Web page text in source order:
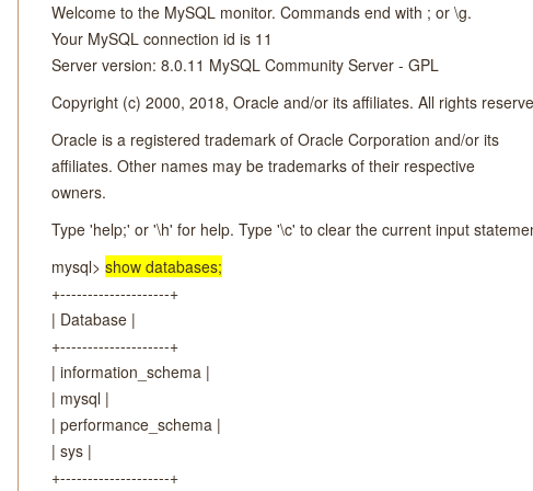
Welcome to the MySQL monitor. Commands end with ; or \g.
Your MySQL connection id is 11
Server version: 8.0.11 MySQL Community Server - GPL
Copyright (c) 2000, 2018, Oracle and/or its affiliates. All rights
Oracle is a registered trademark of Oracle Corporation and/or its
affiliates. Other names may be trademarks of their respective
owners.
Type 'help;' or '\h' for help. Type '\c' to clear the current input
mysql> show databases;
+--------------------+
| Database |
+--------------------+
| information_schema |
| mysql |
| performance_schema |
| sys |
+--------------------+